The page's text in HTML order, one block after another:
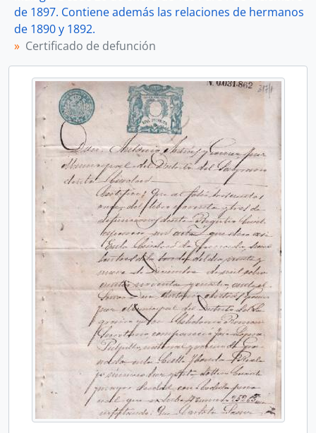
de 1897. Contiene además las relaciones de hermanos
de 1890 y 1892.
Certificado de defunción